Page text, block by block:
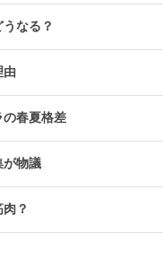
なる？
由
の春夏格差
が物議
？